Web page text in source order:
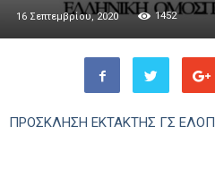
16 Σεπτεμβρίου, 2020 1452
ΠΡΟΣΚΛΗΣΗ ΕΚΤΑΚΤΗΣ ΓΣ ΕΛΟΠ